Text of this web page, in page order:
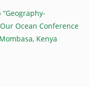
Ocean Conference
Kenya